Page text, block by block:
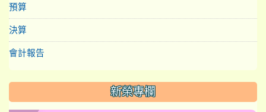
預算
決算
會計報告
新榮專欄